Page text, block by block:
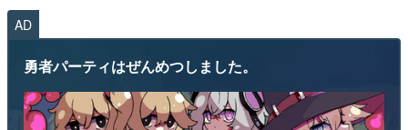
AD
勇者パーティはぜんめつしました。